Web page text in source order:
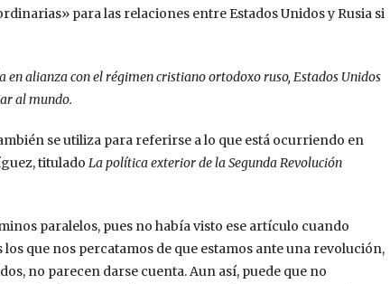
para las relaciones entre Estados Unidos y Rusia si
alianza con el régimen cristiano ortodoxo ruso, Estados Unidos
al mundo.
se utiliza para referirse a lo que está ocurriendo en
titulado La política exterior de la Segunda Revolución
paralelos, pues no había visto ese artículo cuando
que nos percatamos de que estamos ante una revolución,
no parecen darse cuenta. Aun así, puede que no